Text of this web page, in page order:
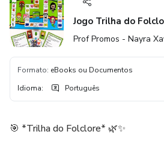
Jogo Trilha do
Prof Promos - Nayra
Formato: eBooks ou Documentos
Idioma: Português
🎯 *Trilha do Folclore* 🌿✨